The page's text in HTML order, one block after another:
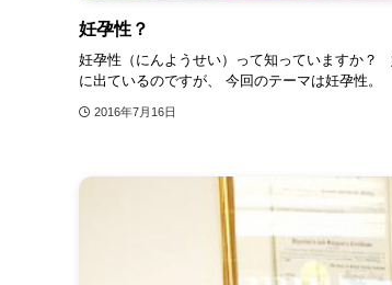
妊孕性？
妊孕性（にんようせい）って知っていますか
に出ているのですが、 今回のテーマは妊孕性
2016年7月16日